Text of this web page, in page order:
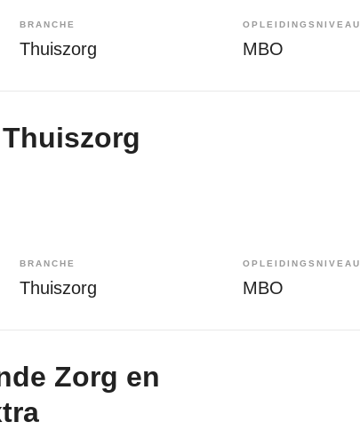
BRANCHE
Thuiszorg
OPLEIDINGSNIVEAU
MBO
BRANCHE
Thuiszorg
OPLEIDINGSNIVEAU
MBO
Zorg en